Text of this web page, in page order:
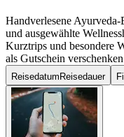
Handverlesene Ayurveda-
und ausgewählte
Kurztrips und besondere
als Gutschein
Reisedatum Reisedauer